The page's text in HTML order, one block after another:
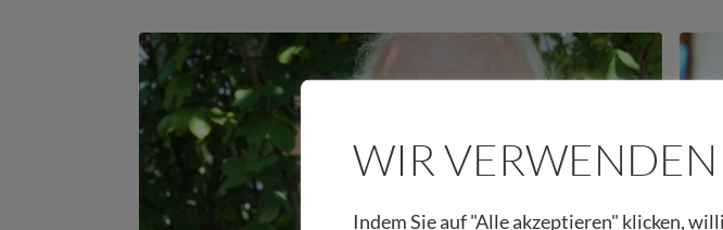
WIR
Indem Sie auf "Alle akzeptieren" klicken,